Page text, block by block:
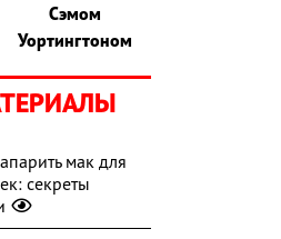
Сэмом
Уортингтоном
мак для
секреты